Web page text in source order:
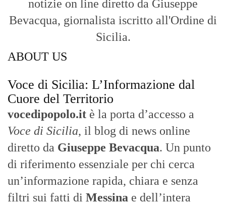
notizie on line diretto da Giuseppe
Bevacqua, giornalista iscritto all'Ordine di
Sicilia.
ABOUT US
Voce di Sicilia: L’Informazione dal
Cuore del Territorio
vocedipopolo.it è la porta d’accesso a
Voce di Sicilia, il blog di news online
diretto da Giuseppe Bevacqua. Un punto
di riferimento essenziale per chi cerca
un’informazione rapida, chiara e senza
filtri sui fatti di Messina e dell’intera